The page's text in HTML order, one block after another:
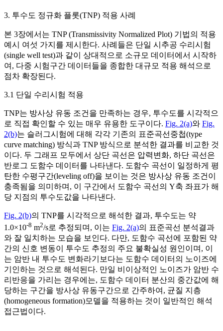
3. 투수도 정규화 플롯(TNP) 적용 사례
본 3장에서는 TNP (Transmissivity Normalized Plot) 기법의 적용
예시 여섯 가지를 제시한다. 사례들은 단일 시추공 수리시험
(single well test)과 같이 상대적으로 소규모 데이터에서 시작하
여, 다중 시험구간 데이터들을 종합한 대규모 적용 해석으로
점차 확장된다.
3.1 단일 수리시험 적용
TNP는 방사상 유동 조건을 만족하는 경우, 투수도를 시각적으
로 직접 확인할 수 있는 매우 유용한 도구이다. Fig. 2(a)와 Fig.
2(b)는 슬러그시험에 대해 각각 기존의 표준곡선중첩(type
curve matching) 방식과 TNP 방식으로 분석한 결과를 비교한 것
이다. 두 그래프 모두에서 상단 곡선은 압력변화, 하단 곡선은
반로그 도함수 데이터를 나타낸다. 도함수 곡선이 일정하게 평
탄한 수평구간(leveling off)을 보이는 것은 방사상 유동 조건이
충족됨을 의미하며, 이 구간에서 도함수 곡선의 Y축 좌표가 해
당 지점의 투수도값을 나타낸다.
Fig. 2(b)의 TNP를 시각적으로 해석한 결과, 투수도는 약
1.0×10-8 m2/s로 추정되며, 이는 Fig. 2(a)의 표준곡선 분석결과
와 잘 일치하는 모습을 보인다. 다만, 도함수 곡선에 포함된 약
간의 신호 변동이 투수도 추정의 주요 불확실성 원인이며, 이
는 암반 내 투수도 변화라기보다는 도함수 데이터의 노이즈에
기인하는 것으로 해석된다. 만일 비이상적인 노이즈가 암반 수
리반응을 가리는 경우에는, 도함수 데이터 분산의 중간값에 해
당하는 구간을 방사상 유동구간으로 간주하여, 균질 지층
(homogeneous formation)모델을 적용하는 것이 일반적인 해석
접근법이다.